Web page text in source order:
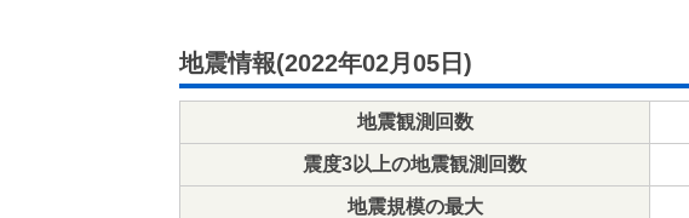
地震情報(2022年02月05日)
地震観測回数
震度3以上の地震観測回数
地震規模の最大